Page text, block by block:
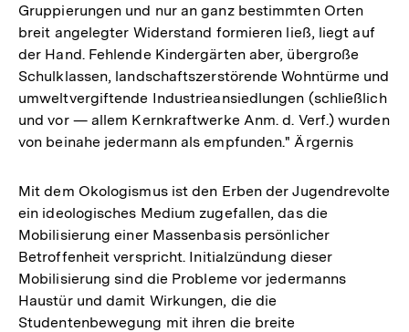
Gruppierungen und nur an ganz bestimmten Orten
breit angelegter Widerstand formieren ließ, liegt auf
der Hand. Fehlende Kindergärten aber, übergroße
Schulklassen, landschaftszerstörende Wohntürme und
umweltvergiftende Industrieansiedlungen (schließlich
und vor — allem Kernkraftwerke Anm. d. Verf.) wurden
von beinahe jedermann als empfunden." Ärgernis
Mit dem Okologismus ist den Erben der Jugendrevolte
ein ideologisches Medium zugefallen, das die
Mobilisierung einer Massenbasis persönlicher
Betroffenheit verspricht. Initialzündung dieser
Mobilisierung sind die Probleme vor jedermanns
Haustür und damit Wirkungen, die die
Studentenbewegung mit ihren die breite